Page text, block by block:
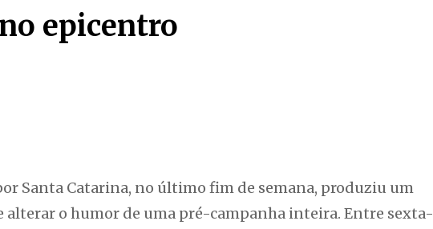
epicentro
Santa Catarina, no último fim de semana, produziu um
alterar o humor de uma pré-campanha inteira. Entre sexta-